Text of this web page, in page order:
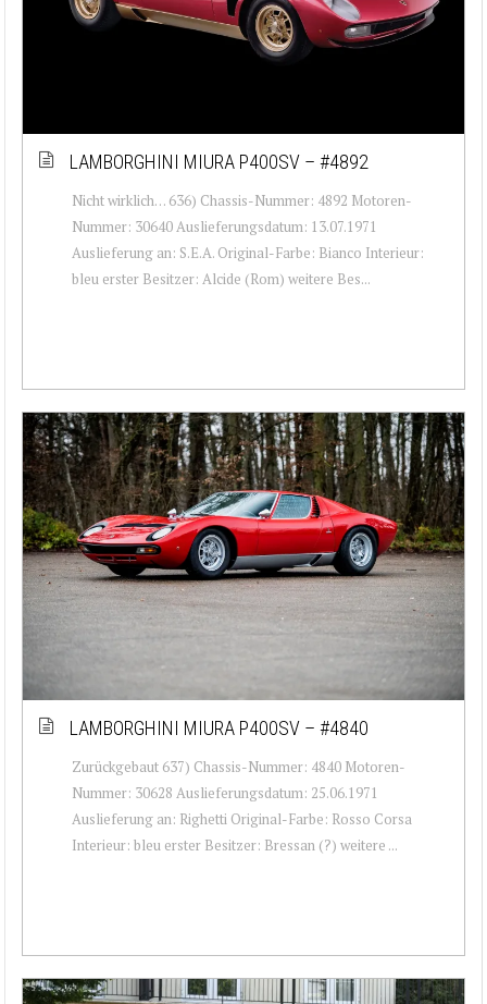
LAMBORGHINI MIURA P400SV – #4892
Nicht wirklich… 636) Chassis-Nummer: 4892 Motoren-
Nummer: 30640 Auslieferungsdatum: 13.07.1971
Auslieferung an: S.E.A. Original-Farbe: Bianco Interieur:
bleu erster Besitzer: Alcide (Rom) weitere Bes...
LAMBORGHINI MIURA P400SV – #4840
Zurückgebaut 637) Chassis-Nummer: 4840 Motoren-
Nummer: 30628 Auslieferungsdatum: 25.06.1971
Auslieferung an: Righetti Original-Farbe: Rosso Corsa
Interieur: bleu erster Besitzer: Bressan (?) weitere ...